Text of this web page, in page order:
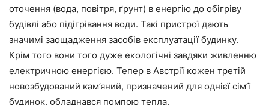
оточення (вода, повітря, ґрунт) в енергію до обігріву
будівлі або підігрівання води. Такі пристрої дають
значимі заощадження засобів експлуатації будинку.
Крім того вони того дуже екологічні завдяки живленню
електричною енергією. Тепер в Австрії кожен третій
новозбудований кам’яний, призначений для однієї сім’ї
будинок, обладнався помпою тепла.